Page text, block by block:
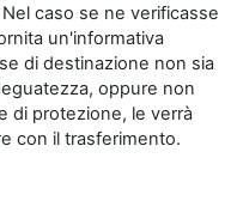
caso se ne verificasse
un'informativa
di destinazione non sia
oppure non
di protezione, le verrà
con il trasferimento.